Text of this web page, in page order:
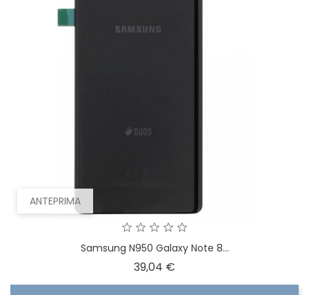
ANTEPRIMA
Samsung N950 Galaxy Note 8...
39,04 €